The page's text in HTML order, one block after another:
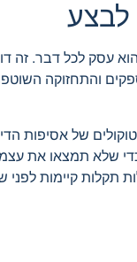
לבצע
הוא עסק לכל דבר. זה
והתחזוקה
של אסיפות
שלא תמצאו את
תקלות קיימות